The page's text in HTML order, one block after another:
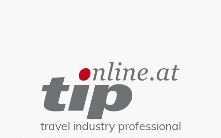
travel industry professional